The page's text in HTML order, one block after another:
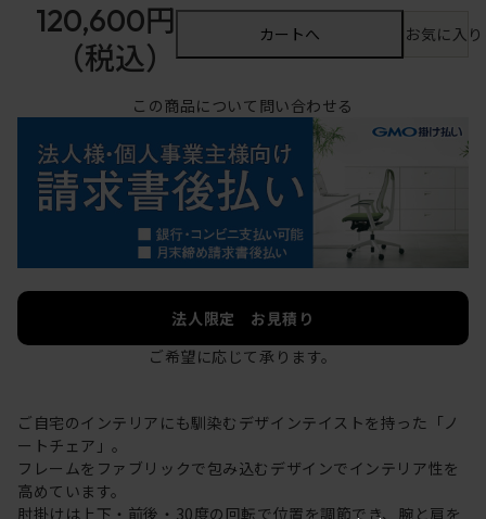
120,600円
（税込）
カートへ お気に入
この商品について問い合わせる
法人限定 お見積り
ご希望に応じて承ります。
ご自宅のインテリアにも馴染むデザインテイストを持った「ノ
ートチェア」。
フレームをファブリックで包み込むデザインでインテリア性を
高めています。
肘掛けは上下・前後・30度の回転で位置を調節でき、腕と肩を